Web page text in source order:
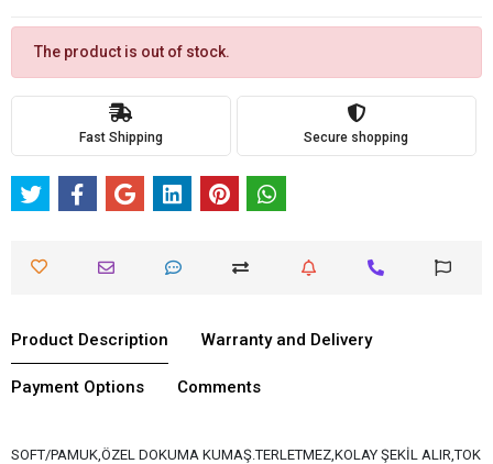
The product is out of stock.
Fast Shipping Secure shopping
Product Description Warranty and Delivery
Payment Options Comments
SOFT/PAMUK,ÖZEL DOKUMA KUMAŞ.TERLETMEZ,KOLAY ŞEKİL ALIR,TOK